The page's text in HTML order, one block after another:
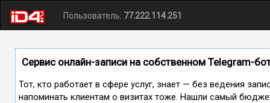
Пользователь: 77.222.114.251
Сервис онлайн-записи на собственном Telegram-
Тот, кто работает в сфере услуг, знает — без ведения
напоминать клиентам о визитах тоже. Нашли самый